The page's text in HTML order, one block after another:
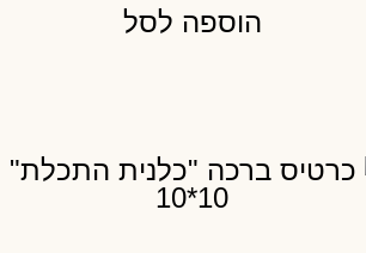
הוספה לסל